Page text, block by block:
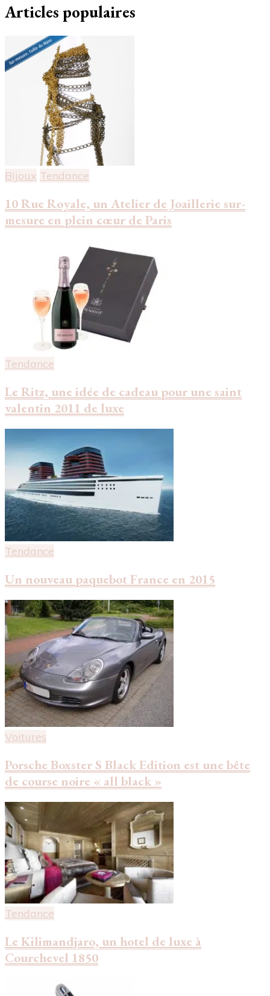
Articles populaires
Bijoux Tendance
10 Rue Royale, un Atelier de Joaillerie sur-
mesure en plein cœur de Paris
Tendance
Le Ritz, une idée de cadeau pour une saint
valentin 2011 de luxe
Tendance
Un nouveau paquebot France en 2015
Voitures
Porsche Boxster S Black Edition est une bête
de course noire « all black »
Tendance
Le Kilimandjaro, un hotel de luxe à
Courchevel 1850